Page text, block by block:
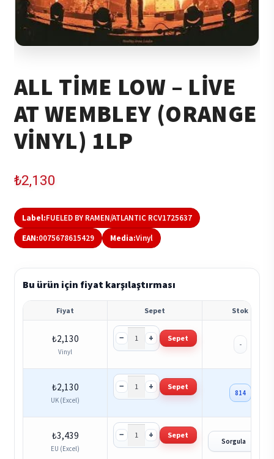
ALL TIME LOW – LIVE
AT WEMBLEY (ORANGE
VINYL) 1LP
₺2,130
Label:FUELED BY RAMEN/ATLANTIC RCV1725637
EAN:0075678615429 Media:Vinyl
Bu ürün için fiyat karşılaştırması
Fiyat Sepet Stok
₺2,130
Vinyl
− + Sepet
-
₺2,130
UK (Excel)
− + Sepet
814
₺3,439
EU (Excel)
− + Sepet
Sorgula